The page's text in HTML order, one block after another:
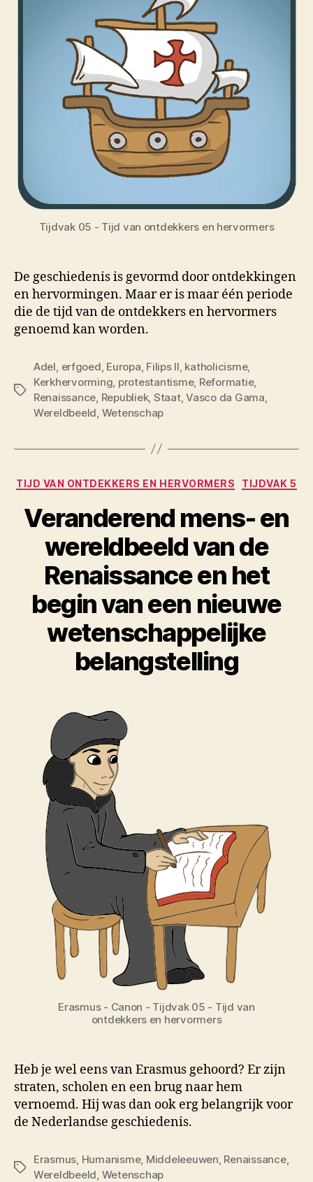
Tijdvak 05 - Tijd van ontdekkers en hervormers
De geschiedenis is gevormd door ontdekkingen
en hervormingen. Maar er is maar één periode
die de tijd van de ontdekkers en hervormers
genoemd kan worden.
Tags
Adel erfgoed Europa Filips II katholicisme,
Kerkhervorming protestantisme, Reformatie,
Renaissance Republiek, Staat,Vasco da Gama
Wereldbeeld Wetenschap
Categorieën
TIJD VAN ONTDEKKERS EN HERVORMERS TIJDVAK 5
Veranderend mens- en
wereldbeeld van de
Renaissance en het
begin van een nieuwe
wetenschappelijke
belangstelling
Erasmus - Canon - Tijdvak 05 - Tijd van
ontdekkers en hervormers
Heb je wel eens van Erasmus gehoord? Er zijn
straten, scholen en een brug naar hem
vernoemd. Hij was dan ook erg belangrijk voor
de Nederlandse geschiedenis.
Tags
Erasmus Humanisme, Middeleeuwen Renaissance,
Wereldbeeld Wetenschap